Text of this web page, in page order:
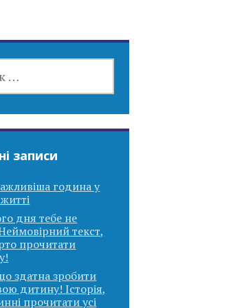
записи
година у
дня тебе не
текст,
прочитати
здатна зробити
дитину! Історія,
прочитати усі